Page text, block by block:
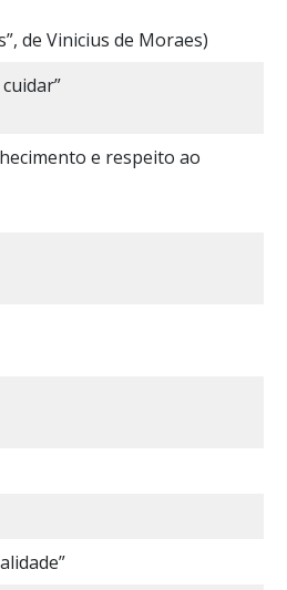
de Vinicius de Moraes)
e respeito ao